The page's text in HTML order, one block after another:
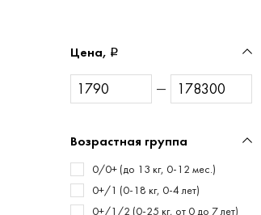
Цена,
—
Возрастная группа
0/0+ (до 13 кг, 0-12 мес.)
0+/1 (0-18 кг, 0-4 лет)
0+/1/2 (0-25 кг, от 0 до 7 лет)